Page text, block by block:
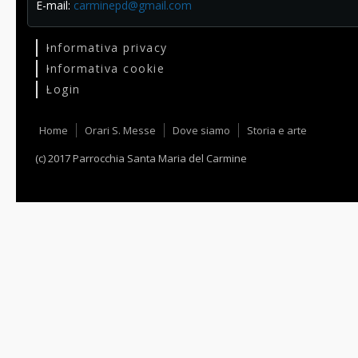
E-mail: carminepd@gmail.com
Informativa privacy
Informativa cookie
Login
Home Orari S. Messe Dove siamo
Storia e arte
(c) 2017 Parrocchia Santa Maria del Carmine